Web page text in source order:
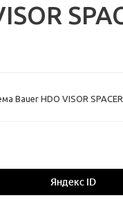
Bauer HDO VISOR SPACER